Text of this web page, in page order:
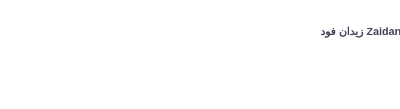
ZaidanFood Filiale Bielefeld زيدان فود